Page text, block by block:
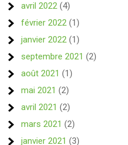
avril 2022 (4)
février 2022 (1)
janvier 2022 (1)
septembre 2021 (2)
août 2021 (1)
mai 2021 (2)
avril 2021 (2)
mars 2021 (2)
janvier 2021 (3)